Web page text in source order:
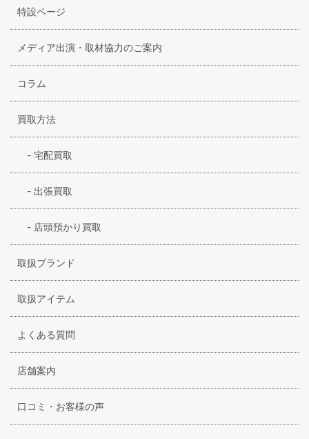
ます。今後も、ますます注目されていくでしょう。
特設ページ
メディア出演・取材協力のご案内
コラム
買取方法
- 宅配買取
- 出張買取
- 店頭預かり買取
取扱ブランド
取扱アイテム
よくある質問
店舗案内
口コミ・お客様の声